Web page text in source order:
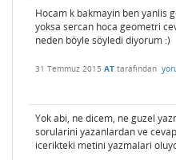
Hocam k bakmayin ben yanlis
yoksa sercan hoca geometri
neden böyle söyledi diyorum :)
31 Temmuz 2015 AT tarafından
Yok abi, ne dicem, ne guzel
sorularini yazanlardan ve
icerikteki metini yazmalari